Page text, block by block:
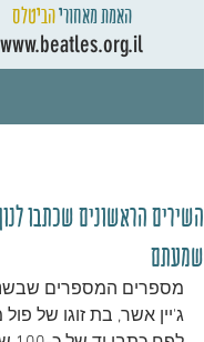
האמת מאחוריהביטלס
www.beatles.org.il
השירים הראשונים שכתבו
שמעתם
ג'יין אשר, בת זוגו של